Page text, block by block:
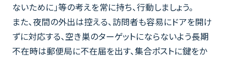
ないために」等の考えを常に持ち、行動しましょう。
また、夜間の外出は控える、訪問者も容易にドアを開け
ずに対応する、空き巣のターゲットにならないよう長期
不在時は郵便局に不在届を出す、集合ポストに鍵をか